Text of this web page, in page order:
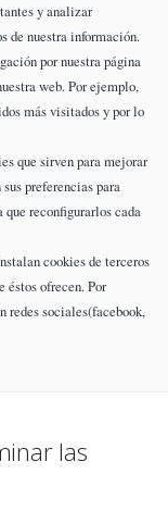
y analizar
de nuestra información.
por nuestra página
web. Por ejemplo,
más visitados y por lo
que sirven para mejorar
preferencias para
reconfigurarlos cada
cookies de terceros
éstos ofrecen. Por
redes sociales(facebook,
las